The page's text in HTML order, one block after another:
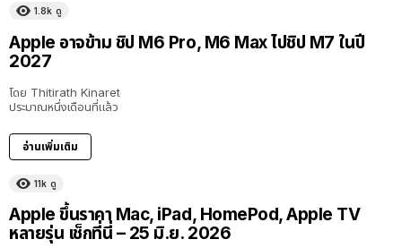
1.8k ดู
Apple อาจข้าม ชิป M6 Pro, M6 Max ไปชิป M7 ในปี
2027
โดย Thitirath Kinaret
ประมาณหนึ่งเดือนที่แล้ว
อ่านเพิ่มเติม
11k ดู
Apple ขึ้นราคา Mac, iPad, HomePod, Apple TV
หลายรุ่น เช็กที่นี่ – 25 มิ.ย. 2026